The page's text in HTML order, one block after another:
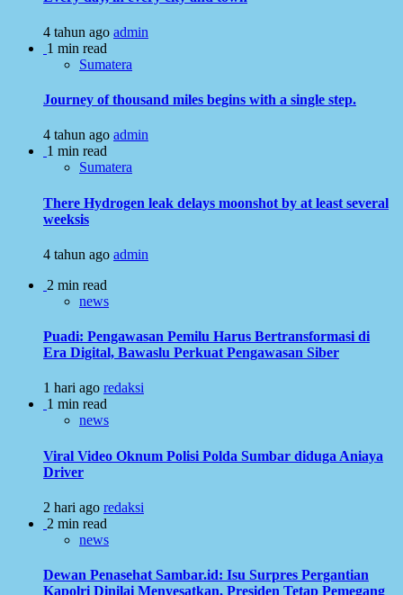
4 tahun ago admin
1 min read
Sumatera
Journey of thousand miles begins with a single step.
4 tahun ago admin
1 min read
Sumatera
There Hydrogen leak delays moonshot by at least several
weeksis
4 tahun ago admin
2 min read
news
Puadi: Pengawasan Pemilu Harus Bertransformasi di
Era Digital, Bawaslu Perkuat Pengawasan Siber
1 hari ago redaksi
1 min read
news
Viral Video Oknum Polisi Polda Sumbar diduga Aniaya
Driver
2 hari ago redaksi
2 min read
news
Dewan Penasehat Sambar.id: Isu Surpres Pergantian
Kapolri Dinilai Menyesatkan, Presiden Tetap Pemegang